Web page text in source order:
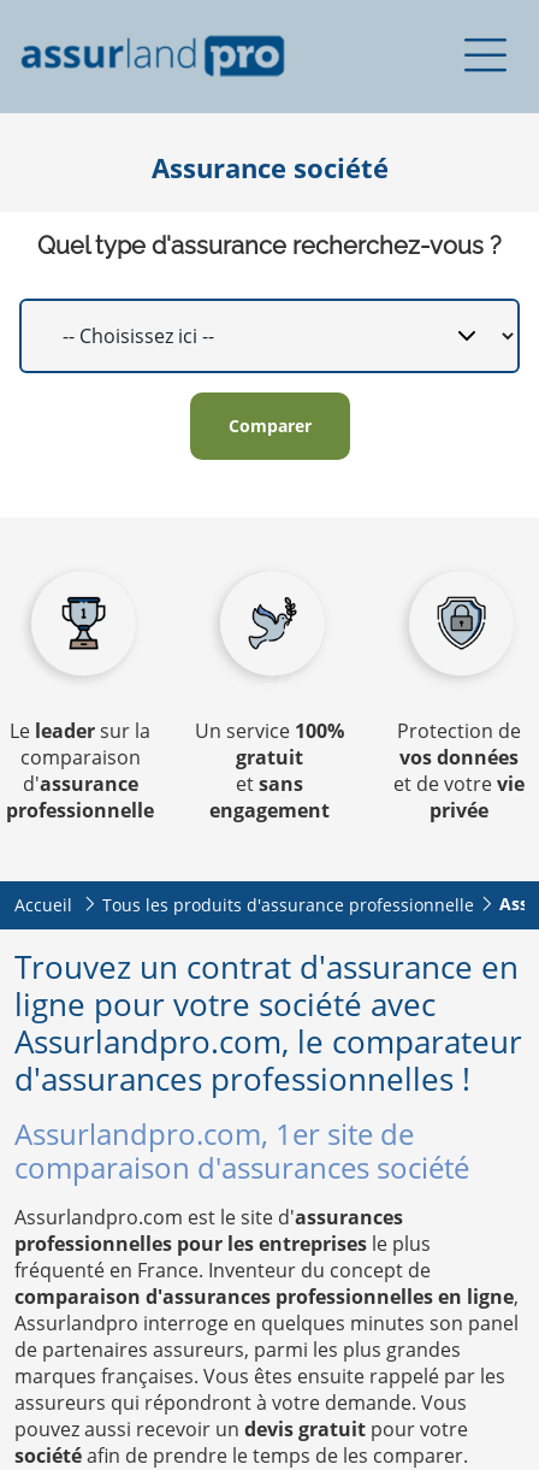
Assurance société
Quel type d'assurance recherchez-vous ?
Le leadersur la
comparaison
d'assurance
professionnelle
Un service 100%
gratuit
etsans
engagement
Protection de
vos données
et de votrevie
privée
Accueil Tous les produits d'assurance professionnelle
Trouvez un contrat d'assurance en
ligne pour votre société avec
Assurlandpro.com, le comparateur
d'assurances professionnelles !
Assurlandpro.com, 1er site de
comparaison d'assurances société
Assurlandpro.com est le site d'assurances
professionnelles pour les entreprises le plus
fréquenté en France. Inventeur du concept de
comparaison d'assurances professionnelles en ligne,
Assurlandpro interroge en quelques minutes son panel
de partenaires assureurs, parmi les plus grandes
marques françaises. Vous êtes ensuite rappelé par les
assureurs qui répondront à votre demande. Vous
pouvez aussi recevoir un devis gratuit pour votre
sociétéafin de prendre le temps de les comparer.